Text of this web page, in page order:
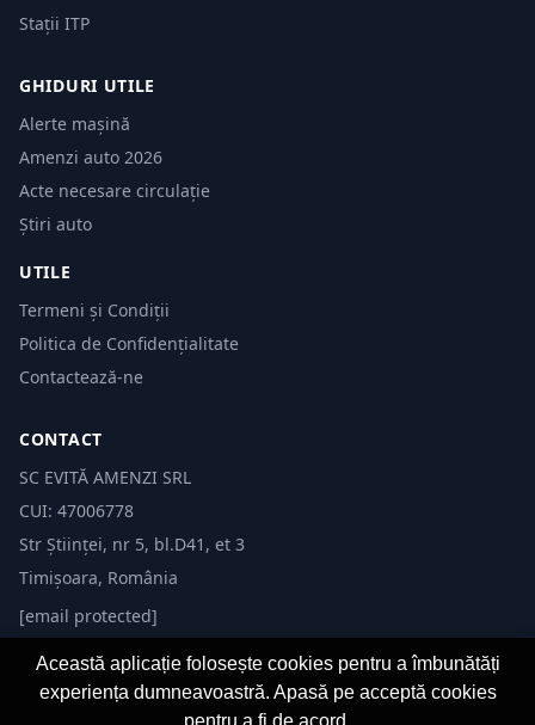
Stații ITP
GHIDURI UTILE
Alerte mașină
Amenzi auto 2026
Acte necesare circulație
Știri auto
UTILE
Termeni și Condiții
Politica de Confidențialitate
Contactează-ne
CONTACT
SC EVITĂ AMENZI SRL
CUI: 47006778
Str Științei, nr 5, bl.D41, et 3
Timișoara, România
[email protected]
Această aplicație folosește cookies pentru a îmbunătăți
experiența dumneavoastră. Apasă pe acceptă cookies
pentru a fi de acord.